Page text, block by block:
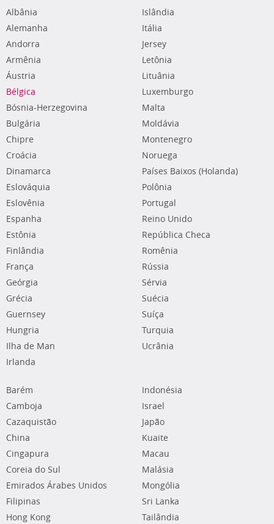
Albânia
Alemanha
Andorra
Armênia
Áustria
Bélgica
Bósnia-Herzegovina
Bulgária
Chipre
Croácia
Dinamarca
Eslováquia
Eslovênia
Espanha
Estônia
Finlândia
França
Geórgia
Grécia
Guernsey
Hungria
Ilha de Man
Irlanda
Islândia
Itália
Jersey
Letônia
Lituânia
Luxemburgo
Malta
Moldávia
Montenegro
Noruega
Países Baixos (Holanda)
Polônia
Portugal
Reino Unido
República Checa
Romênia
Rússia
Sérvia
Suécia
Suíça
Turquia
Ucrânia
Barém
Camboja
Cazaquistão
China
Cingapura
Coreia do Sul
Emirados Árabes Unidos
Filipinas
Hong Kong
Indonésia
Israel
Japão
Kuaite
Macau
Malásia
Mongólia
Sri Lanka
Tailândia